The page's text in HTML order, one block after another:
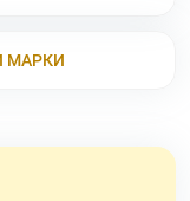
МАРКИ